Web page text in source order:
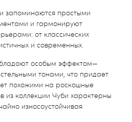
запоминаются простыми
и гармонируют
от классических
и современных.
особым эффектом—
тонами, что придает
похожими на роскошные
из коллекции Чуби характерны
износоустойчивая